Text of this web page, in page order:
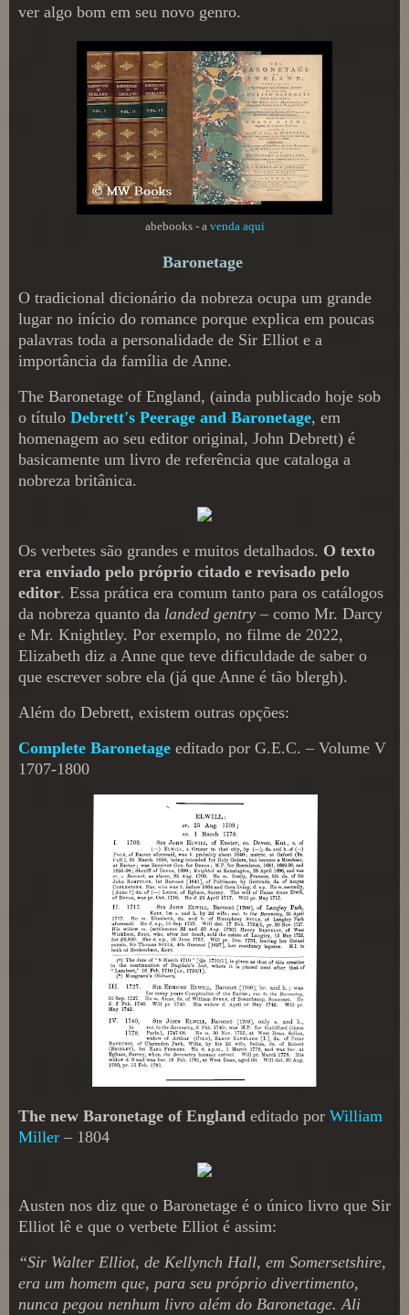
ver algo bom em seu novo genro.
abebooks - a venda aqui
Baronetage
O tradicional dicionário da nobreza ocupa um grande
lugar no início do romance porque explica em poucas
palavras toda a personalidade de Sir Elliot e a
importância da família de Anne.
The Baronetage of England, (ainda publicado hoje sob
o título Debrett's Peerage and Baronetage, em
homenagem ao seu editor original, John Debrett) é
basicamente um livro de referência que cataloga a
nobreza britânica.
Os verbetes são grandes e muitos detalhados. O texto
era enviado pelo próprio citado e revisado pelo
editor. Essa prática era comum tanto para os catálogos
da nobreza quanto da landed gentry – como Mr. Darcy
e Mr. Knightley. Por exemplo, no filme de 2022,
Elizabeth diz a Anne que teve dificuldade de saber o
que escrever sobre ela (já que Anne é tão blergh).
Além do Debrett, existem outras opções:
Complete Baronetage editado por G.E.C. – Volume V
1707-1800
The new Baronetage of England editado por William
Miller – 1804
Austen nos diz que o Baronetage é o único livro que Sir
Elliot lê e que o verbete Elliot é assim:
“Sir Walter Elliot, de Kellynch Hall, em Somersetshire,
era um homem que, para seu próprio divertimento,
nunca pegou nenhum livro além do Baronetage. Ali